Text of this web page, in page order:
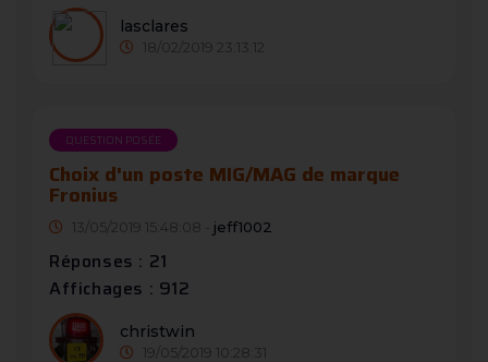
lasclares
18/02/2019 23:13:12
QUESTION POSÉE
Choix d'un poste MIG/MAG de marque
Fronius
13/05/2019 15:48:08 - jeff1002
Réponses : 21
Affichages : 912
christwin
19/05/2019 10:28:31